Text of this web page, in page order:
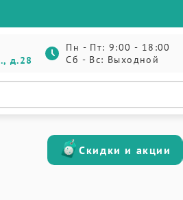
д.28
Пн - Пт: 9:00 - 18:00
Сб - Вс: Выходной
Скидки и акции